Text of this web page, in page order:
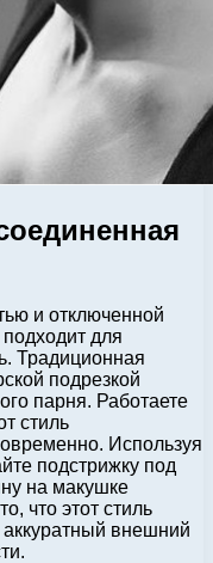
и отключенной
для
Традиционная
подрезкой
парня. Работаете
стиль
Используя
подстрижку под
на макушке
что этот стиль
аккуратный внешний